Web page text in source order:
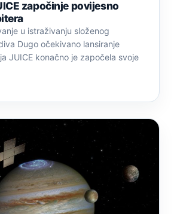
započinje povijesno
u istraživanju složenog
Dugo očekivano lansiranje
JUICE konačno je započela svoje